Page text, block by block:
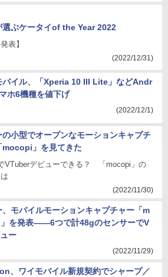
選ぶケータイof the Year 2022
表】
(2022/12/31)
バイル、「Xperia 10 III Lite」などAndr
ホ6機種を値下げ
(2022/12/1)
の小型でオープンなモーションキャプチ
mocopi」を見てきた
VTuberデビューできる？ 「mocopi」の
(2022/11/30)
、モバイルモーションキャプチャー「m
を発表――6つで計48gのセンサーでV
ー
(2022/11/29)
、ワイモバイル新規契約でシャープ／